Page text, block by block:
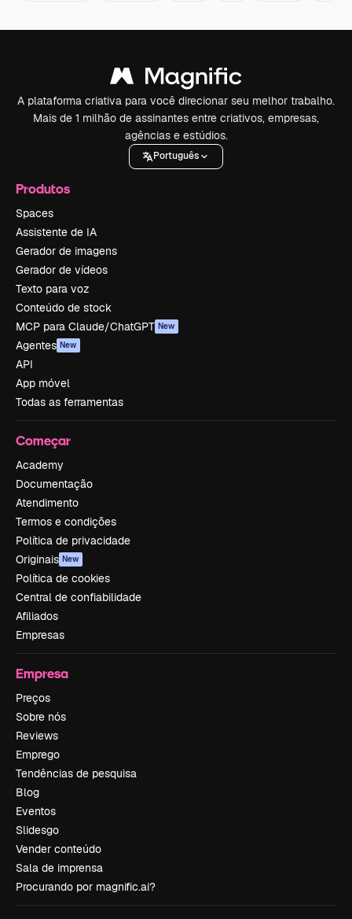
A plataforma criativa para você direcionar seu melhor trabalho.
Mais de 1 milhão de assinantes entre criativos, empresas,
agências e estúdios.
Português
Produtos
Spaces
Assistente de IA
Gerador de imagens
Gerador de vídeos
Texto para voz
Conteúdo de stock
MCP para Claude/ChatGPT New
Agentes New
API
App móvel
Todas as ferramentas
Começar
Academy
Documentação
Atendimento
Termos e condições
Política de privacidade
Originais New
Política de cookies
Central de confiabilidade
Afiliados
Empresas
Empresa
Preços
Sobre nós
Reviews
Emprego
Tendências de pesquisa
Blog
Eventos
Slidesgo
Vender conteúdo
Sala de imprensa
Procurando por magnific.ai?